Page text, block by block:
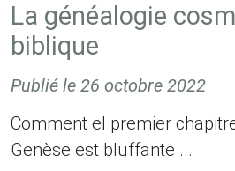
La généalogie
biblique
Publié le 26 octobre 2022
Comment el premier
Genèse est bluffante ...